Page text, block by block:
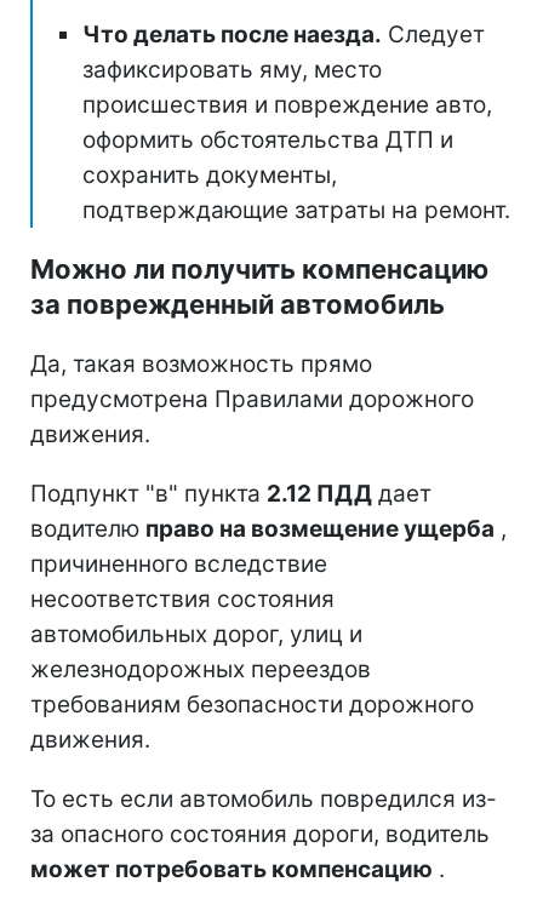
Что делать после наезда. Следует
зафиксировать яму, место
происшествия и повреждение авто,
оформить обстоятельства ДТП и
сохранить документы,
подтверждающие затраты на ремонт.
Можно ли получить компенсацию
за поврежденный автомобиль
Да, такая возможность прямо
предусмотрена Правилами дорожного
движения.
Подпункт "в" пункта 2.12 ПДД дает
водителю право на возмещение ущерба ,
причиненного вследствие
несоответствия состояния
автомобильных дорог, улиц и
железнодорожных переездов
требованиям безопасности дорожного
движения.
То есть если автомобиль повредился из-
за опасного состояния дороги, водитель
может потребовать компенсацию .